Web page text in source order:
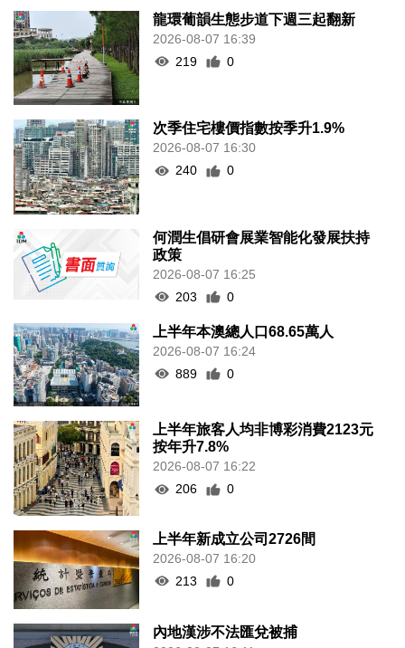
龍環葡韻生態步道下週三起翻新
2026-08-07 16:39
219
0
次季住宅樓價指數按季升1.9%
2026-08-07 16:30
240
0
何潤生倡研會展業智能化發展扶持
政策
2026-08-07 16:25
203
0
上半年本澳總人口68.65萬人
2026-08-07 16:24
889
0
上半年旅客人均非博彩消費2123元
按年升7.8%
2026-08-07 16:22
206
0
上半年新成立公司2726間
2026-08-07 16:20
213
0
內地漢涉不法匯兌被捕